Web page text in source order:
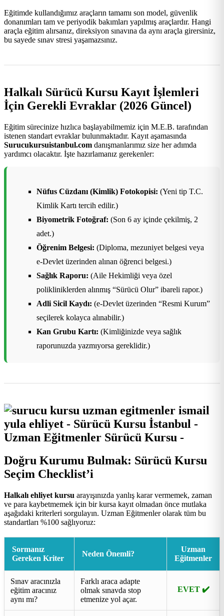
Eğitimde kullandığımız araçların tamamı son model, güvenlik
donanımları tam ve periyodik bakımları yapılmış araçlardır. Hangi
araçla eğitim alırsanız, direksiyon sınavına da aynı araçla girersiniz,
bu sayede sınav stresi yaşamazsınız.
Halkalı Sürücü Kursu Kayıt İşlemleri
İçin Gerekli Evraklar (2026 Güncel)
Eğitim sürecinize hızlıca başlayabilmemiz için M.E.B. tarafından
istenen standart evraklar bulunmaktadır. Kayıt aşamasında
Surucukursuistanbul.com danışmanlarımız size her adımda
yardımcı olacaktır. İşte hazırlamanız gerekenler:
Nüfus Cüzdanı (Kimlik) Fotokopisi: (Yeni tip T.C.
Kimlik Kartı tercih edilir.)
Biyometrik Fotoğraf: (Son 6 ay içinde çekilmiş, 2
adet.)
Öğrenim Belgesi: (Diploma, mezuniyet belgesi veya
e-Devlet üzerinden alınan öğrenci belgesi.)
Sağlık Raporu: (Aile Hekimliği veya özel
polikliniklerden alınmış “Sürücü Olur” ibareli rapor.)
Adli Sicil Kaydı: (e-Devlet üzerinden “Resmi Kurum”
seçilerek kolayca alınabilir.)
Kan Grubu Kartı: (Kimliğinizde veya sağlık
raporunuzda yazmıyorsa gereklidir.)
Doğru Kurumu Bulmak: Sürücü Kursu
Seçim Checklist’i
Halkalı ehliyet kursu arayışınızda yanlış karar vermemek, zaman
ve para kaybetmemek için bir kursa kayıt olmadan önce mutlaka
aşağıdaki kriterleri sorgulayın. Uzman Eğitmenler olarak tüm bu
standartları %100 sağlıyoruz:
Sormanız
Gereken Kriter
Neden Önemli?
Uzman
Eğitmenler
Sınav aracınızla
eğitim aracınız
aynı mı?
Farklı araca adapte
olmak sınavda stop
etmenize yol açar.
EVET ✔️